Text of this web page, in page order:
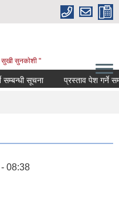
सुखी सुनकाेशी "
सूचना प्रस्ताव पेश गर्ने
08:38